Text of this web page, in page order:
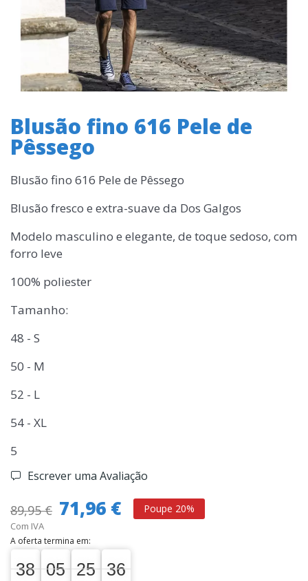
Blusão fino 616 Pele de
Pêssego
Blusão fino 616 Pele de Pêssego
Blusão fresco e extra-suave da Dos Galgos
Modelo masculino e elegante, de toque sedoso, com
forro leve
100% poliester
Tamanho:
48 - S
50 - M
52 - L
54 - XL
5
Escrever uma Avaliação
89,95 € 71,96 € Poupe 20%
Com IVA
A oferta termina em:
38
38
00 05
05
00 25
25
00 36
35
36